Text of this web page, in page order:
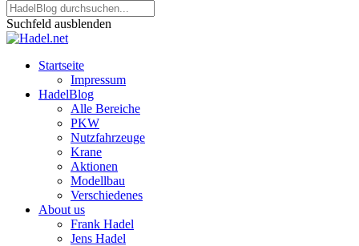
Suchfeld ausblenden
Startseite
Impressum
HadelBlog
Alle Bereiche
PKW
Nutzfahrzeuge
Krane
Aktionen
Modellbau
Verschiedenes
About us
Frank Hadel
Jens Hadel